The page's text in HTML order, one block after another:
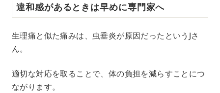
違和感があるときは早めに専門家へ
生理痛と似た痛みは、虫垂炎が原因だったというJさ
ん。
適切な対応を取ることで、体の負担を減らすことにつ
ながります。